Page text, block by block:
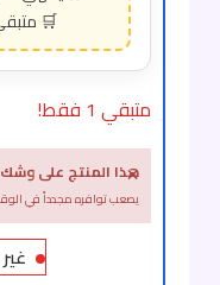
متبقي 1 فقط!
هذا المنتج على وشك
يصعب توافره مجدداً في
×